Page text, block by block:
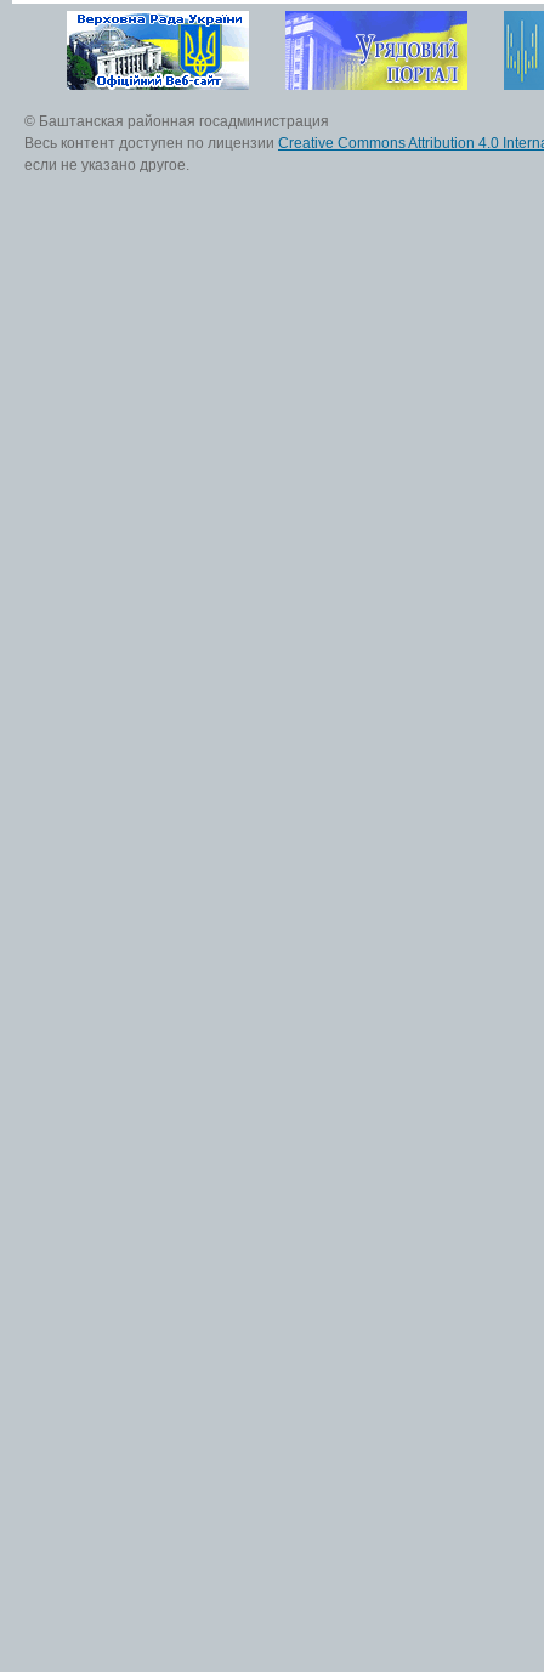
© Баштанская районная госадминистрация
Весь контент доступен по лицензии Creative Commons Attribution 4.0
если не указано другое.